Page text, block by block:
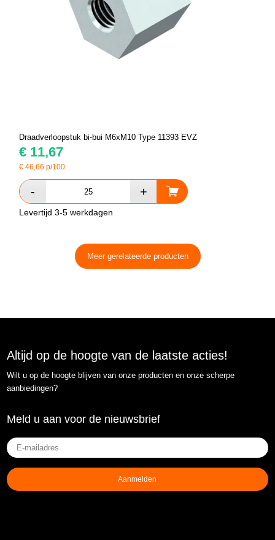
Draadverloopstuk bi-bui M6xM10 Type 11393 EVZ
€ 11,67
€46,66 p/100
Levertijd 3-5 werkdagen
Meer gerelateerde producten
Altijd op de hoogte van de laatste acties!
Wilt u op de hoogte blijven van onze producten en onze scherpe
aanbiedingen?
Meld u aan voor de nieuwsbrief
E-
mailadres(Vereist)
Aanmelden